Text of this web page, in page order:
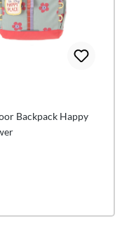
Backpack Happy